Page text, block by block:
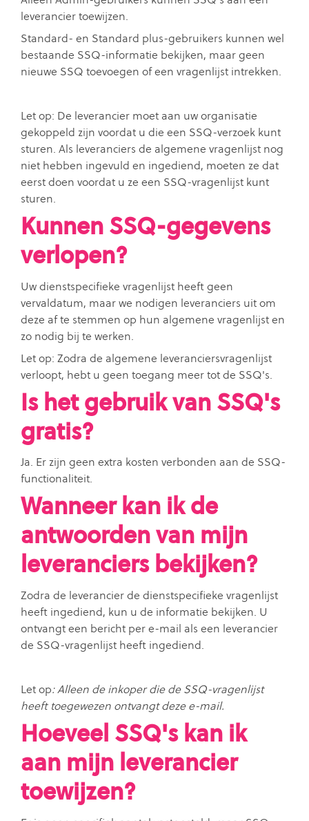
leverancier toewijzen.
Standard- en Standard plus-gebruikers kunnen wel
bestaande SSQ-informatie bekijken, maar geen
nieuwe SSQ toevoegen of een vragenlijst intrekken.
Let op: De leverancier moet aan uw organisatie
gekoppeld zijn voordat u die een SSQ-verzoek kunt
sturen. Als leveranciers de algemene vragenlijst nog
niet hebben ingevuld en ingediend, moeten ze dat
eerst doen voordat u ze een SSQ-vragenlijst kunt
sturen.
Kunnen SSQ-gegevens
verlopen?
Uw dienstspecifieke vragenlijst heeft geen
vervaldatum, maar we nodigen leveranciers uit om
deze af te stemmen op hun algemene vragenlijst en
zo nodig bij te werken.
Let op: Zodra de algemene leveranciersvragenlijst
verloopt, hebt u geen toegang meer tot de SSQ's.
Is het gebruik van SSQ's
gratis?
Ja. Er zijn geen extra kosten verbonden aan de SSQ-
functionaliteit.
Wanneer kan ik de
antwoorden van mijn
leveranciers bekijken?
Zodra de leverancier de dienstspecifieke vragenlijst
heeft ingediend, kun u de informatie bekijken. U
ontvangt een bericht per e-mail als een leverancier
de SSQ-vragenlijst heeft ingediend.
Let op: Alleen de inkoper die de SSQ-vragenlijst
heeft toegewezen ontvangt deze e-mail.
Hoeveel SSQ's kan ik
aan mijn leverancier
toewijzen?